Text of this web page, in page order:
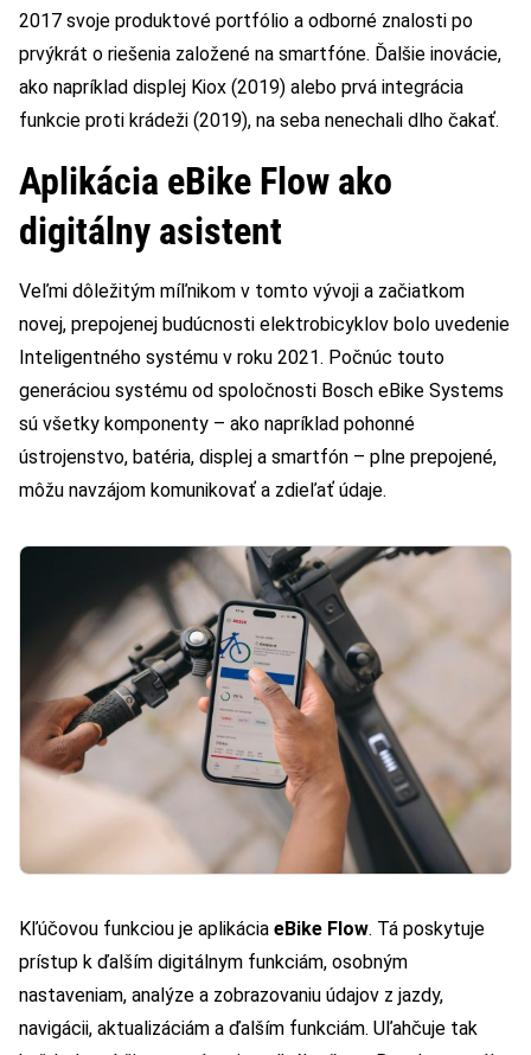
2017 svoje produktové portfólio a odborné znalosti po
prvýkrát o riešenia založené na smartfóne. Ďalšie inovácie,
ako napríklad displej Kiox (2019) alebo prvá integrácia
funkcie proti krádeži (2019), na seba nenechali dlho čakať.
Aplikácia eBike Flow ako
digitálny asistent
Veľmi dôležitým míľnikom v tomto vývoji a začiatkom
novej, prepojenej budúcnosti elektrobicyklov bolo uvedenie
Inteligentného systému v roku 2021. Počnúc touto
generáciou systému od spoločnosti Bosch eBike Systems
sú všetky komponenty – ako napríklad pohonné
ústrojenstvo, batéria, displej a smartfón – plne prepojené,
môžu navzájom komunikovať a zdieľať údaje.
Kľúčovou funkciou je aplikácia eBike Flow. Tá poskytuje
prístup k ďalším digitálnym funkciám, osobným
nastaveniam, analýze a zobrazovaniu údajov z jazdy,
navigácii, aktualizáciám a ďalším funkciám. Uľahčuje tak